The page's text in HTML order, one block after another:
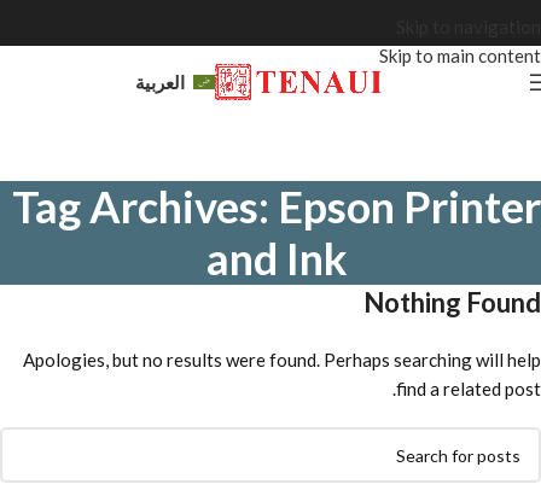
Skip to main content
العربية
Tag Archives: Epson Printer
and Ink
Nothing Found
Apologies, but no results were found. Perhaps searching will help
find a related post.